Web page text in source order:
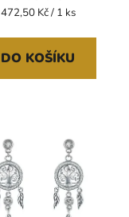
Měrná
472,50 Kč / 1 ks
DO KOŠÍKU